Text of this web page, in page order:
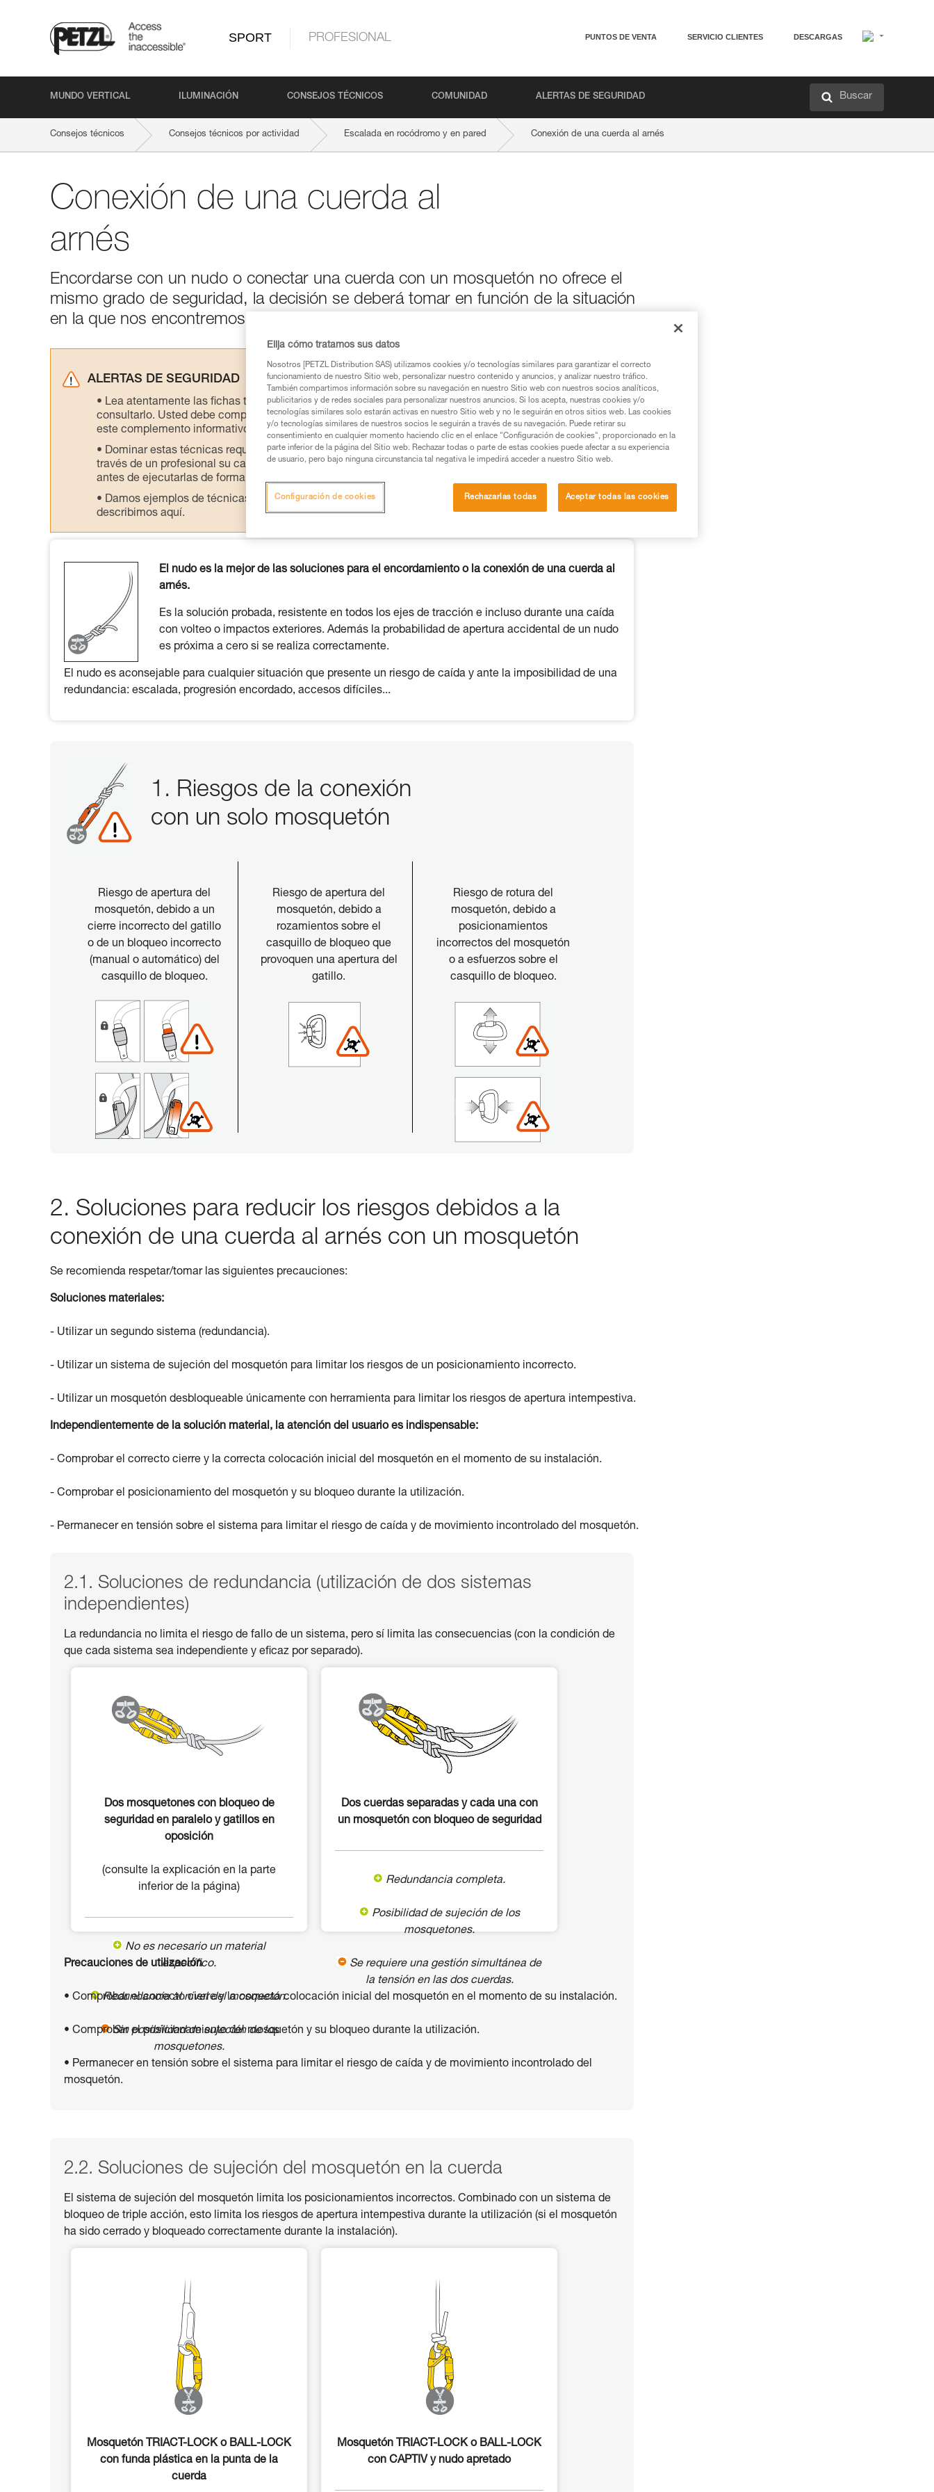
SPORT PROFESIONAL PUNTOS DE VENTA SERVICIO CLIENTES DESCARGAS
MUNDO VERTICAL ILUMINACIÓN CONSEJOS TÉCNICOS COMUNIDAD ALERTAS DE SEGURIDAD Buscar
Consejos técnicos Consejos técnicos por actividad Escalada en rocódromo y en pared Conexión de una cuerda al arnés
Conexión de una cuerda al
arnés
Encordarse con un nudo o conectar una cuerda con un mosquetón no ofrece el
mismo grado de seguridad, la decisión se deberá tomar en función de la situación
en la que nos encontremos.
ALERTAS DE SEGURIDAD
Lea atentamente las fichas técnicas de los productos utilizados en este consejo antes de
consultarlo. Usted debe comprender la información de la ficha técnica para poder comprender
este complemento informativo.
Dominar estas técnicas requiere una formación y un entrenamiento específico. Confirme a
través de un profesional su capacidad para ejecutar estas técnicas, solo y con total seguridad,
antes de ejecutarlas de forma autónoma.
Damos ejemplos de técnicas relacionadas con su actividad. Pueden existir otras que no
describimos aquí.
El nudo es la mejor de las soluciones para el encordamiento o la conexión de una cuerda al
arnés.
Es la solución probada, resistente en todos los ejes de tracción e incluso durante una caída
con volteo o impactos exteriores. Además la probabilidad de apertura accidental de un nudo
es próxima a cero si se realiza correctamente.
El nudo es aconsejable para cualquier situación que presente un riesgo de caída y ante la imposibilidad de una
redundancia: escalada, progresión encordado, accesos difíciles...
1. Riesgos de la conexión
con un solo mosquetón
Riesgo de apertura del
mosquetón, debido a un
cierre incorrecto del gatillo
o de un bloqueo incorrecto
(manual o automático) del
casquillo de bloqueo.
Riesgo de apertura del
mosquetón, debido a
rozamientos sobre el
casquillo de bloqueo que
provoquen una apertura del
gatillo.
Riesgo de rotura del
mosquetón, debido a
posicionamientos
incorrectos del mosquetón
o a esfuerzos sobre el
casquillo de bloqueo.
2. Soluciones para reducir los riesgos debidos a la
conexión de una cuerda al arnés con un mosquetón
Se recomienda respetar/tomar las siguientes precauciones:
Soluciones materiales:
- Utilizar un segundo sistema (redundancia).
- Utilizar un sistema de sujeción del mosquetón para limitar los riesgos de un posicionamiento incorrecto.
- Utilizar un mosquetón desbloqueable únicamente con herramienta para limitar los riesgos de apertura intempestiva.
Independientemente de la solución material, la atención del usuario es indispensable:
- Comprobar el correcto cierre y la correcta colocación inicial del mosquetón en el momento de su instalación.
- Comprobar el posicionamiento del mosquetón y su bloqueo durante la utilización.
- Permanecer en tensión sobre el sistema para limitar el riesgo de caída y de movimiento incontrolado del mosquetón.
2.1. Soluciones de redundancia (utilización de dos sistemas
independientes)
La redundancia no limita el riesgo de fallo de un sistema, pero sí limita las consecuencias (con la condición de
que cada sistema sea independiente y eficaz por separado).
Dos mosquetones con bloqueo de
seguridad en paralelo y gatillos en
oposición
(consulte la explicación en la parte
inferior de la página)
No es necesario un material
específico.
Redundancia al nivel del mosquetón.
Sin posibilidad de sujeción de los
mosquetones.
Dos cuerdas separadas y cada una con
un mosquetón con bloqueo de seguridad
Redundancia completa.
Posibilidad de sujeción de los
mosquetones.
Se requiere una gestión simultánea de
la tensión en las dos cuerdas.
Precauciones de utilización
• Comprobar el correcto cierre y la correcta colocación inicial del mosquetón en el momento de su instalación.
• Comprobar el posicionamiento del mosquetón y su bloqueo durante la utilización.
• Permanecer en tensión sobre el sistema para limitar el riesgo de caída y de movimiento incontrolado del
mosquetón.
2.2. Soluciones de sujeción del mosquetón en la cuerda
El sistema de sujeción del mosquetón limita los posicionamientos incorrectos. Combinado con un sistema de
bloqueo de triple acción, esto limita los riesgos de apertura intempestiva durante la utilización (si el mosquetón
ha sido cerrado y bloqueado correctamente durante la instalación).
Mosquetón TRIACT-LOCK o BALL-LOCK
con funda plástica en la punta de la
cuerda
Mosquetón TRIACT-LOCK o BALL-LOCK
con CAPTIV y nudo apretado
Elija cómo tratamos sus datos
Nosotros [PETZL Distribution SAS) utilizamos cookies y/o tecnologías similares para garantizar el correcto
funcionamiento de nuestro Sitio web, personalizar nuestro contenido y anuncios, y analizar nuestro tráfico.
También compartimos información sobre su navegación en nuestro Sitio web con nuestros socios analíticos,
publicitarios y de redes sociales para personalizar nuestros anuncios. Si los acepta, nuestras cookies y/o
tecnologías similares solo estarán activas en nuestro Sitio web y no le seguirán en otros sitios web. Las cookies
y/o tecnologías similares de nuestros socios le seguirán a través de su navegación. Puede retirar su
consentimiento en cualquier momento haciendo clic en el enlace "Configuración de cookies", proporcionado en la
parte inferior de la página del Sitio web. Rechazar todas o parte de estas cookies puede afectar a su experiencia
de usuario, pero bajo ninguna circunstancia tal negativa le impedirá acceder a nuestro Sitio web.
Rechazarlas todas Aceptar todas las cookies
Configuración de cookies